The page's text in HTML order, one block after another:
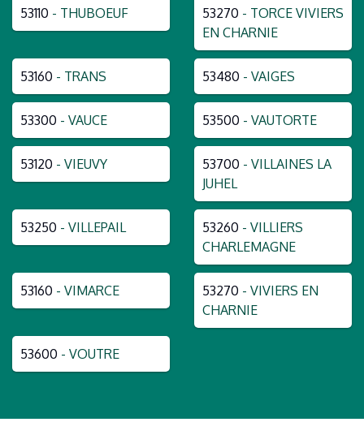
53110 - THUBOEUF 53270 - TORCE VIVIERS
EN CHARNIE
53160 - TRANS 53480 - VAIGES
53300 - VAUCE 53500 - VAUTORTE
53120 - VIEUVY 53700 - VILLAINES LA
JUHEL
53250 - VILLEPAIL 53260 - VILLIERS
CHARLEMAGNE
53160 - VIMARCE 53270 - VIVIERS EN
CHARNIE
53600 - VOUTRE